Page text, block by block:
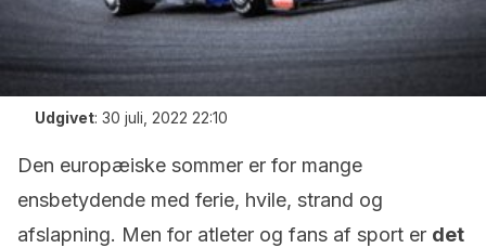
Udgivet: 30 juli, 2022 22:10
Den europæiske sommer er for mange
ensbetydende med ferie, hvile, strand og
afslapning. Men for atleter og fans af sport er det